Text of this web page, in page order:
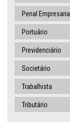
Penal Empresarial
Portuário
Previdenciário
Societário
Trabalhista
Tributário